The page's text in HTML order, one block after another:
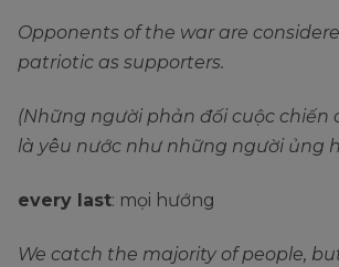
Opponents of the war are
patriotic as supporters.
(Những người phản đối cuộc chiến
là yêu nước như những người ủng
every last: mọi hướng
We catch the majority of people,